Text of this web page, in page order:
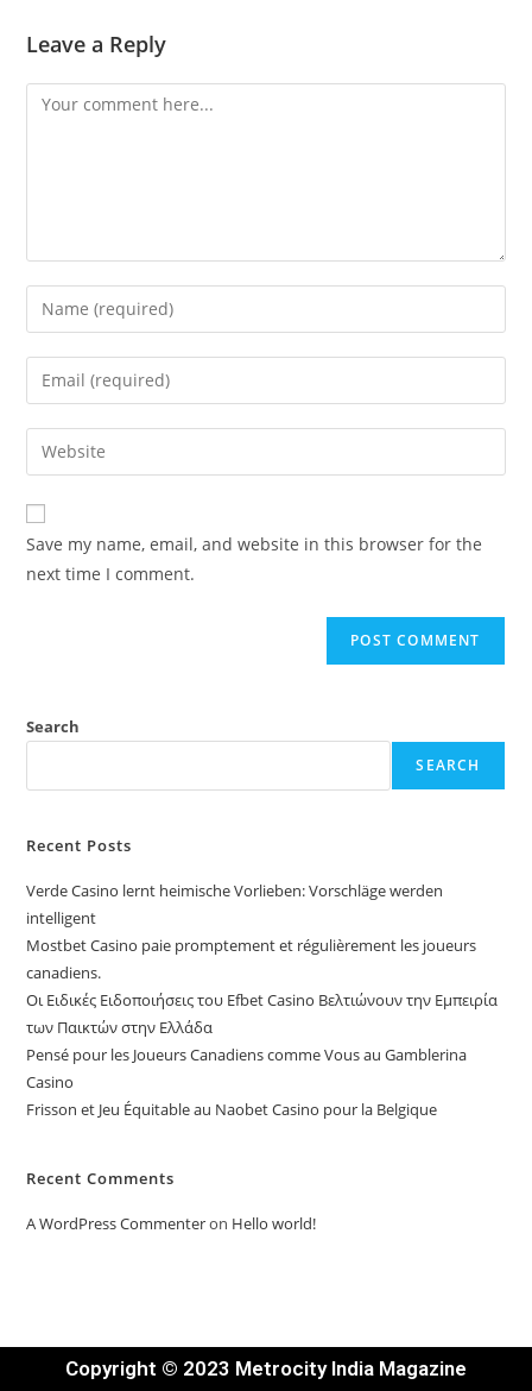
Leave a Reply
Save my name, email, and website in this browser for the
next time I comment.
Search
SEARCH
Recent Posts
Verde Casino lernt heimische Vorlieben: Vorschläge werden
intelligent
Mostbet Casino paie promptement et régulièrement les joueurs
canadiens.
Οι Ειδικές Ειδοποιήσεις του Efbet Casino Βελτιώνουν την Εμπειρία
των Παικτών στην Ελλάδα
Pensé pour les Joueurs Canadiens comme Vous au Gamblerina
Casino
Frisson et Jeu Équitable au Naobet Casino pour la Belgique
Recent Comments
A WordPress Commenteron Hello world!
Copyright © 2023 Metrocity India Magazine